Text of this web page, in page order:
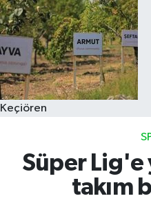
Keçiören
Süper Lig'e
takım